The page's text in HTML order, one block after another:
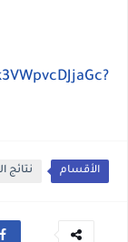
الأقسام نتائج